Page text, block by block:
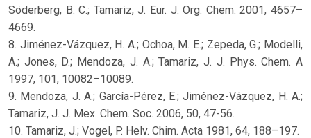
Söderberg, B. C.; Tamariz, J. Eur. J. Org. Chem. 2001, 4657–
4669.
8. Jiménez-Vázquez, H. A.; Ochoa, M. E.; Zepeda, G.; Modelli,
A.; Jones, D.; Mendoza, J. A.; Tamariz, J. J. Phys. Chem. A
1997, 101, 10082–10089.
9. Mendoza, J. A.; García-Pérez, E.; Jiménez-Vázquez, H. A.;
Tamariz, J. J. Mex. Chem. Soc. 2006, 50, 47-56.
10. Tamariz, J.; Vogel, P. Helv. Chim. Acta 1981, 64, 188–197.